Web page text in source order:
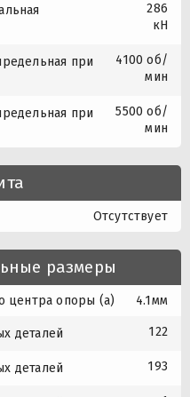
286
кН
при
4100 об/
мин
при
5500 об/
мин
Отсутствует
размеры
центра опоры (a) 4.1мм
деталей 122
деталей 193